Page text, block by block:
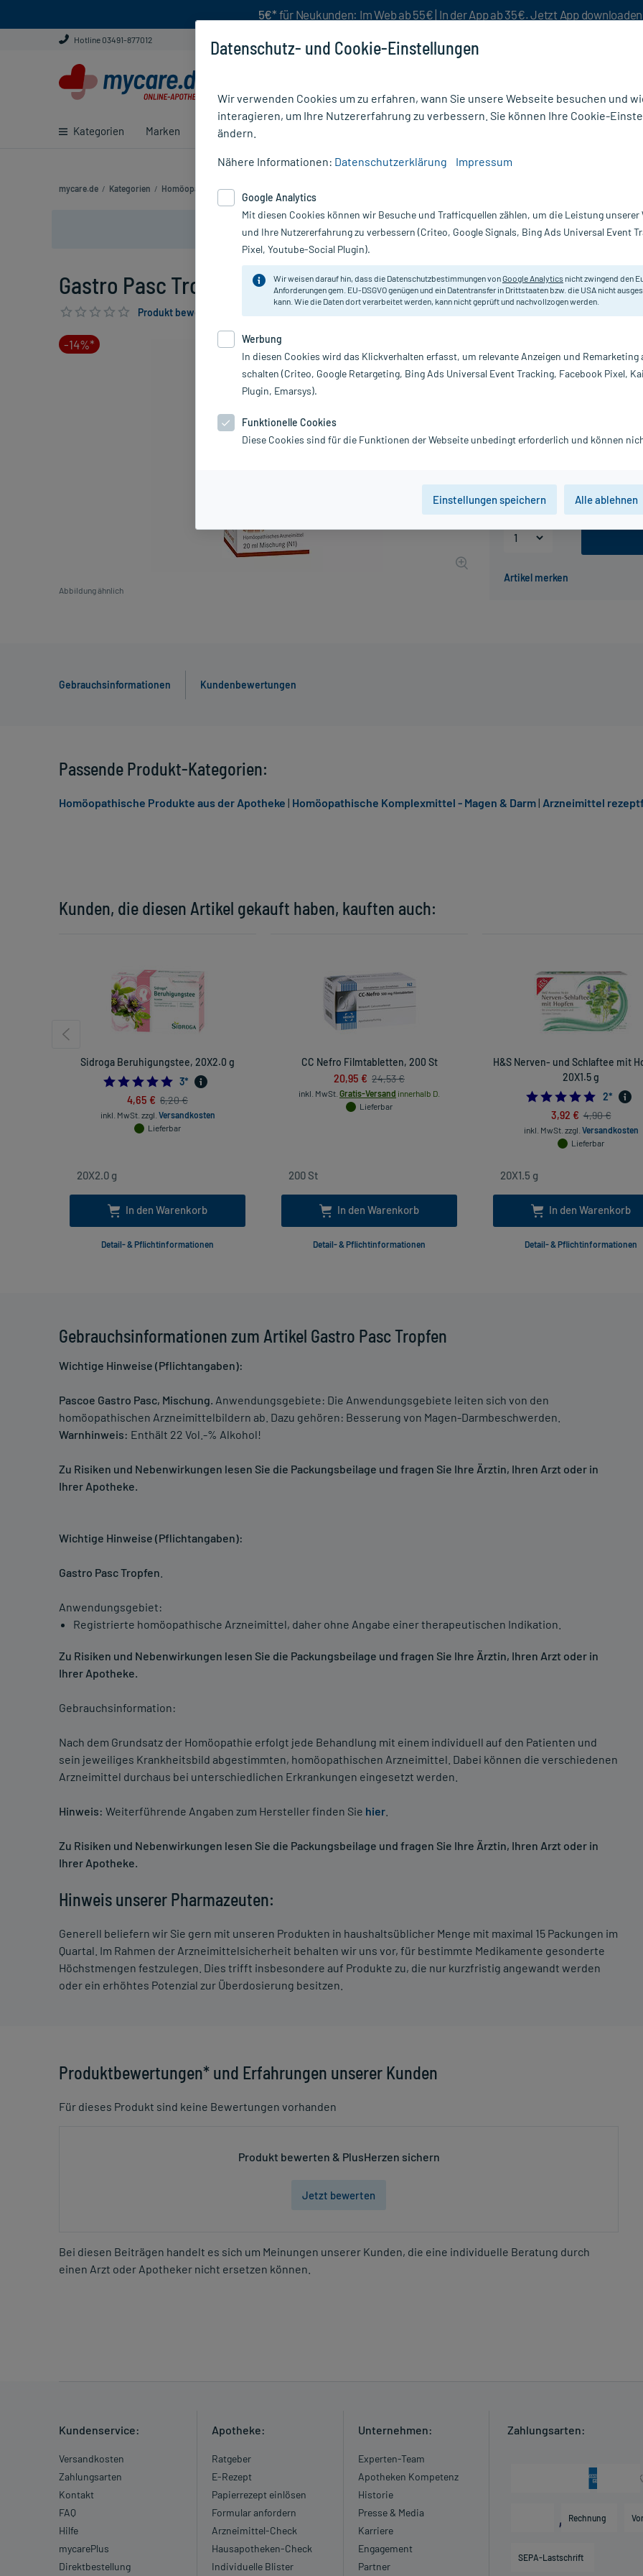
5€* für Neukunden: Im Web ab 55€ | In der App ab 35€. Jetzt App
Hotline 03491-877012
Kategorien Marken Ratgeber
mycare.de / Kategorien / Homöopathie / Gastro Pasc Tropfen
Nur für kurze Zeit:Gratis-Versand* ab 19€ Mindestbestellwert!
Gastro Pasc Tropfen, 20 ml
Produkt bewerten & PlusHerzen sichern
-14%*
Abbildung ähnlich
12,15 € UVP 14,18 €
Pascoe
Homöopathisches Arzneimittel.
PZN:
Hersteller:
Gebrauchsinformationen Kundenbewertungen
Gebrauchsinformationen zum Artikel Gastro Pasc Tropfen
Wichtige Hinweise (Pflichtangaben):
Pascoe Gastro Pasc, Mischung. Anwendungsgebiete: Die Anwendungsgebiete leiten sich von den
homöopathischen Arzneimittelbildern ab. Dazu gehören: Besserung von Magen-Darmbeschwerden.
Warnhinweis: Enthält 22 Vol.-% Alkohol!
Zu Risiken und Nebenwirkungen lesen Sie die Packungsbeilage und fragen Sie Ihre Ärztin, Ihren Arzt oder in
Ihrer Apotheke.
Wichtige Hinweise (Pflichtangaben):
Gastro Pasc Tropfen
Anwendungsgebiet:
Registrierte homöopathische Arzneimittel, daher ohne Angabe einer therapeutischen Indikation.
Zu Risiken und Nebenwirkungen lesen Sie die Packungsbeilage und fragen Sie Ihre Ärztin, Ihren Arzt oder in
Ihrer Apotheke.
Gebrauchsinformation:
Nach dem Grundsatz der Homöopathie erfolgt jede Behandlung mit einem individuell auf den Patienten und
sein jeweiliges Krankheitsbild abgestimmten, homöopathischen Arzneimittel. Dabei können die verschiedenen
Arzneimittel durchaus bei unterschiedlichen Erkrankungen eingesetzt werden.
Hinweis: Weiterführende Angaben zum Hersteller finden Sie hier
Zu Risiken und Nebenwirkungen lesen Sie die Packungsbeilage und fragen Sie Ihre Ärztin, Ihren Arzt oder in
Ihrer Apotheke.
Hinweis unserer Pharmazeuten:
Generell beliefern wir Sie gern mit unseren Produkten in haushaltsüblicher Menge mit maximal 15 Packungen im
Quartal. Im Rahmen der Arzneimittelsicherheit behalten wir uns vor, für bestimmte Medikamente gesonderte
Höchstmengen festzulegen. Dies trifft insbesondere auf Produkte zu, die nur kurzfristig angewandt werden
oder ein erhöhtes Potenzial zur Überdosierung besitzen.
Produktbewertungen* und Erfahrungen unserer Kunden
Für dieses Produkt sind keine Bewertungen vorhanden
Produkt bewerten & PlusHerzen sichern
Jetzt bewerten
Bei diesen Beiträgen handelt es sich um Meinungen unserer Kunden, die eine individuelle Beratung durch
einen Arzt oder Apotheker nicht ersetzen können.
Kunden, die diesen Artikel gekauft haben, kauften auch:
Sidroga Beruhigungstee, 20X2.0 g
5.0
3*
4,65 € 6,20 €
inkl. MwSt. zzgl. Versandkosten
Lieferbar
In den Warenkorb
Detail- & Pflichtinformationen
CC Nefro Filmtabletten, 200 St
20,95 € 24,53 €
inkl. MwSt. Gratis-Versand innerhalb D.
Lieferbar
In den Warenkorb
Detail- & Pflichtinformationen
H&S Nerven- und Schlaftee mit
20X1.5 g
5.0
2*
3,92 € 4,90 €
inkl. MwSt. zzgl. Versandkosten
Lieferbar
In den Warenkorb
Detail- & Pflichtinformationen
Passende Produkt-Kategorien:
Homöopathische Produkte aus der Apotheke | Homöopathische Komplexmittel - Magen & Darm| Arzneimittel
Kundenservice:
Versandkosten
Zahlungsarten
Kontakt
FAQ
Hilfe
mycarePlus
Direktbestellung
Apotheke:
Ratgeber
E-Rezept
Papierrezept einlösen
Formular anfordern
Arzneimittel-Check
Hausapotheken-Check
Individuelle Blister
Unternehmen:
Experten-Team
Apotheken Kompetenz
Historie
Presse & Media
Karriere
Engagement
Partner
Zahlungsarten:
Rechnung
SEPA-Lastschrift
Datenschutz- und Cookie-Einstellungen
Wir verwenden Cookies um zu erfahren, wann Sie unsere Webseite besuchen und
interagieren, um Ihre Nutzererfahrung zu verbessern. Sie können Ihre Cookie-
ändern.
Nähere Informationen: Datenschutzerklärung Impressum
Google Analytics
Mit diesen Cookies können wir Besuche und Trafficquellen zählen, um die Leistung unserer
und Ihre Nutzererfahrung zu verbessern (Criteo, Google Signals, Bing Ads Universal Event
Pixel, Youtube-Social Plugin).
Wir weisen darauf hin, dass die Datenschutzbestimmungen vonGoogle Analytics nicht zwingend den
Anforderungen gem. EU-DSGVO genügen und ein Datentransfer in Drittstaaten bzw. die USA nicht
kann. Wie die Daten dort verarbeitet werden, kann nicht geprüft und nachvollzogen werden.
Werbung
In diesen Cookies wird das Klickverhalten erfasst, um relevante Anzeigen und Remarketing
schalten (Criteo, Google Retargeting, Bing Ads Universal Event Tracking, Facebook Pixel,
Plugin, Emarsys).
Funktionelle Cookies
Diese Cookies sind für die Funktionen der Webseite unbedingt erforderlich und können
Einstellungen speichern Alle ablehnen